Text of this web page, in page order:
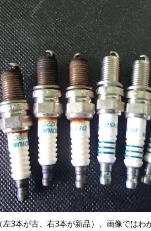
左3本が古、右3本が新品）、画像ではわ